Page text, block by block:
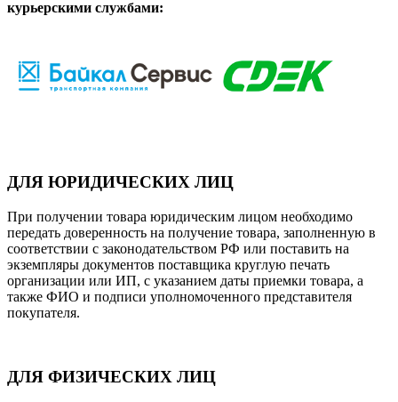
курьерскими службами:
ДЛЯ ЮРИДИЧЕСКИХ ЛИЦ
При получении товара юридическим лицом необходимо
передать доверенность на получение товара, заполненную в
соответствии с законодательством РФ или поставить на
экземпляры документов поставщика круглую печать
организации или ИП, с указанием даты приемки товара, а
также ФИО и подписи уполномоченного представителя
покупателя.
ДЛЯ ФИЗИЧЕСКИХ ЛИЦ